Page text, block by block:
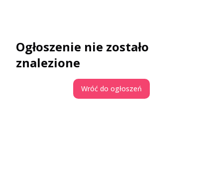
Ogłoszenie nie zostało
znalezione
Wróć do ogłoszeń